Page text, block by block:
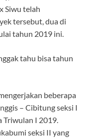
Siwu telah
tersebut, dua di
tahun 2019 ini.
tahu bisa tahun
beberapa
– Cibitung seksi I
Triwulan I 2019.
seksi II yang